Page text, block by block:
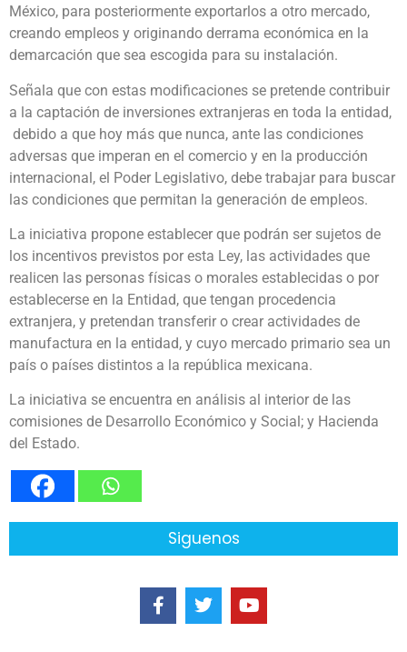
México, para posteriormente exportarlos a otro mercado,
creando empleos y originando derrama económica en la
demarcación que sea escogida para su instalación.
Señala que con estas modificaciones se pretende contribuir
a la captación de inversiones extranjeras en toda la entidad,
debido a que hoy más que nunca, ante las condiciones
adversas que imperan en el comercio y en la producción
internacional, el Poder Legislativo, debe trabajar para buscar
las condiciones que permitan la generación de empleos.
La iniciativa propone establecer que podrán ser sujetos de
los incentivos previstos por esta Ley, las actividades que
realicen las personas físicas o morales establecidas o por
establecerse en la Entidad, que tengan procedencia
extranjera, y pretendan transferir o crear actividades de
manufactura en la entidad, y cuyo mercado primario sea un
país o países distintos a la república mexicana.
La iniciativa se encuentra en análisis al interior de las
comisiones de Desarrollo Económico y Social; y Hacienda
del Estado.
Siguenos